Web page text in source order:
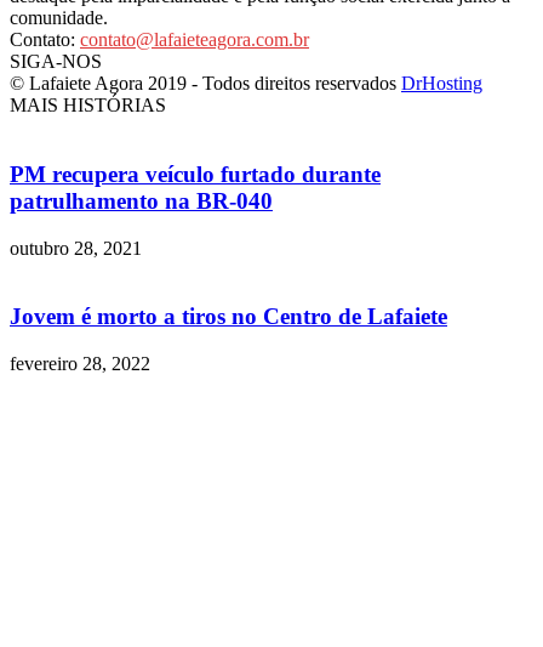
comunidade.
Contato: contato@lafaieteagora.com.br
SIGA-NOS
© Lafaiete Agora 2019 - Todos direitos reservados DrHosting
MAIS HISTÓRIAS
PM recupera veículo furtado durante
patrulhamento na BR-040
outubro 28, 2021
Jovem é morto a tiros no Centro de Lafaiete
fevereiro 28, 2022